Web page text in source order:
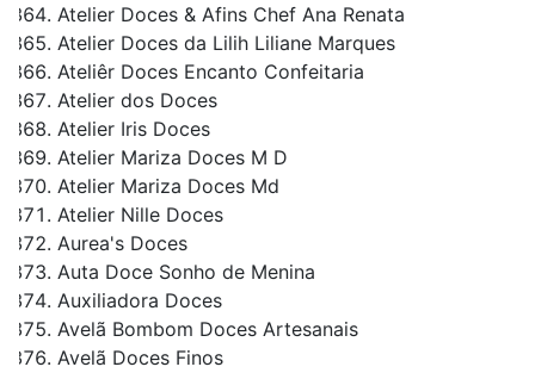
Atelier Doces & Afins Chef Ana Renata
Atelier Doces da Lilih Liliane Marques
Ateliêr Doces Encanto Confeitaria
Atelier dos Doces
Atelier Iris Doces
Atelier Mariza Doces M D
Atelier Mariza Doces Md
Atelier Nille Doces
Aurea's Doces
Auta Doce Sonho de Menina
Auxiliadora Doces
Avelã Bombom Doces Artesanais
Avelã Doces Finos